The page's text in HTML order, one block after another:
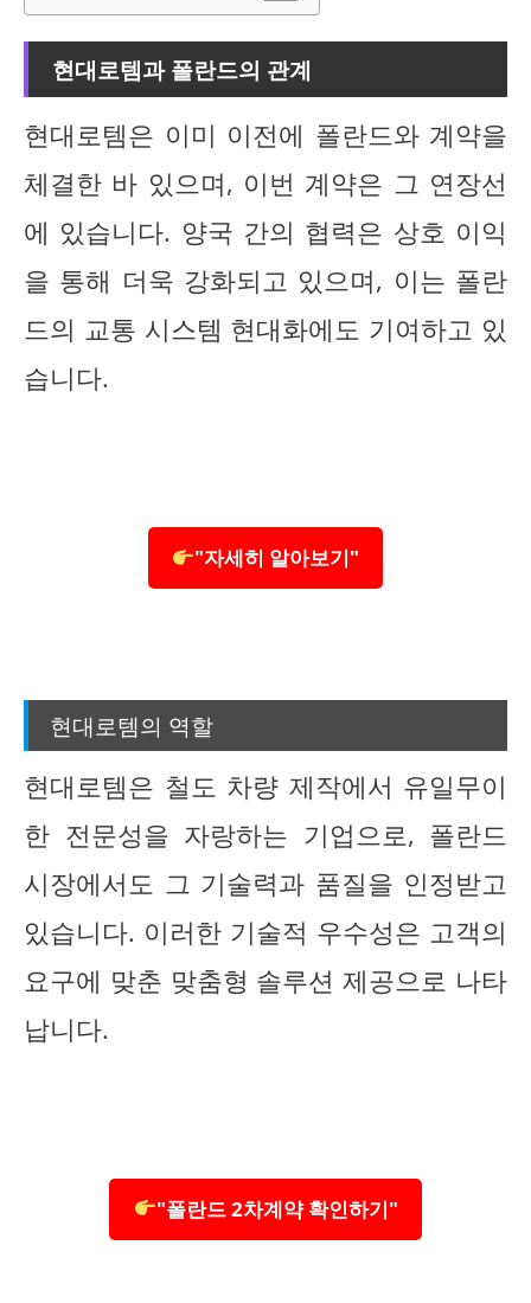
현대로템과 폴란드의 관계
현대로템은 이미 이전에 폴란드와 계약을
체결한 바 있으며, 이번 계약은 그 연장선
에 있습니다. 양국 간의 협력은 상호 이익
을 통해 더욱 강화되고 있으며, 이는 폴란
드의 교통 시스템 현대화에도 기여하고 있
습니다.
"자세히 알아보기"
현대로템의 역할
현대로템은 철도 차량 제작에서 유일무이
한 전문성을 자랑하는 기업으로, 폴란드
시장에서도 그 기술력과 품질을 인정받고
있습니다. 이러한 기술적 우수성은 고객의
요구에 맞춘 맞춤형 솔루션 제공으로 나타
납니다.
"폴란드 2차계약 확인하기"